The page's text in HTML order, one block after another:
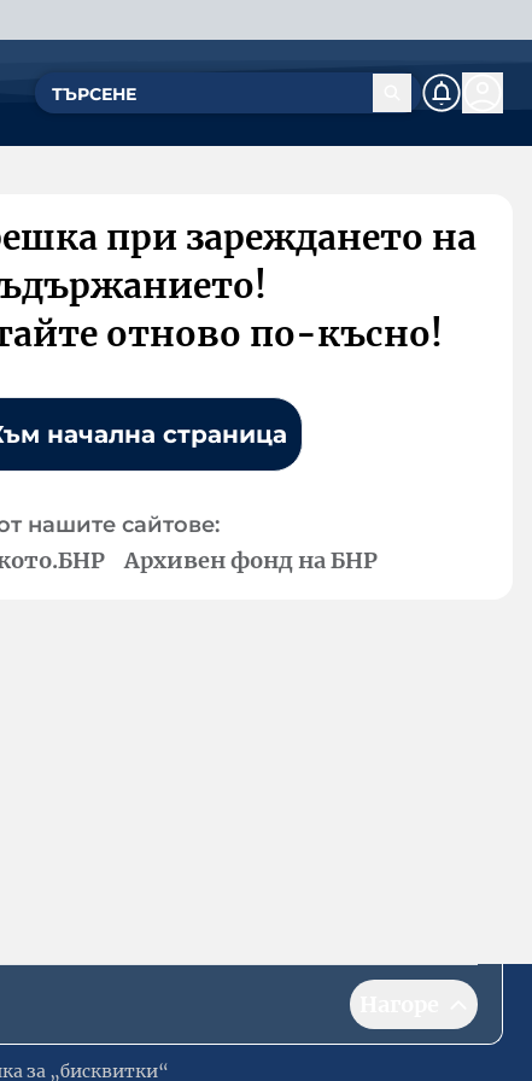
при зареждането на
отново по-късно!
начална страница
нашите сайтове:
Архивен фонд на БНР
за „бисквитки“